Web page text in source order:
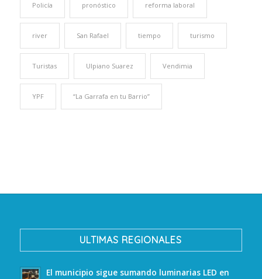
Policía pronóstico reforma laboral
river San Rafael tiempo turismo
Turistas Ulpiano Suarez Vendimia
YPF “La Garrafa en tu Barrio”
ULTIMAS REGIONALES
El municipio sigue sumando luminarias LED en